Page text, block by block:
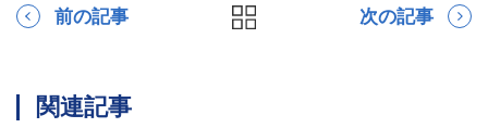
前の記事 次の記事
関連記事